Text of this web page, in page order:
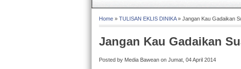
Home » TULISAN EKLIS DINIKA» Jangan Kau Gadaikan
Jangan Kau Gadaikan
Posted by Media Bawean on Jumat, 04 April 2014